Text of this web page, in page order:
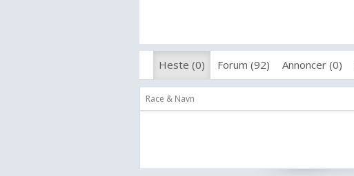
Heste (0) Forum (92) Annoncer (0)
Race & Navn